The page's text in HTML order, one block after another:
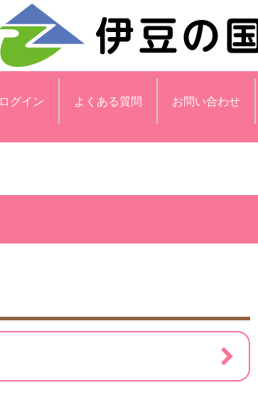
ログイン よくある質問 お問い合わせ